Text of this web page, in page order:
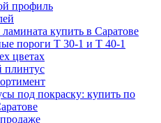
профиль
купить в Саратове
пороги Т 30-1 и Т 40-1
цветах
плинтус
под покраску: купить по